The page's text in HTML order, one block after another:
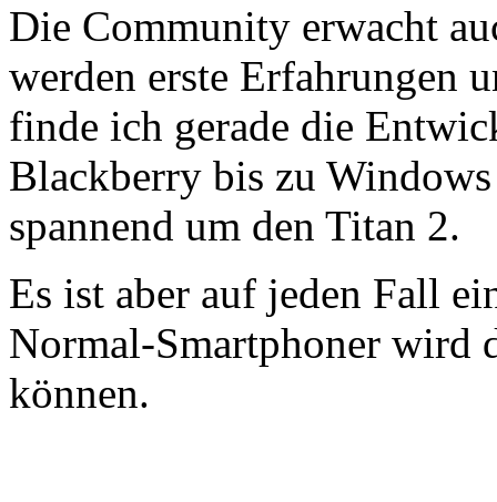
Die Community erwacht
werden erste Erfahrungen
finde ich gerade die
Blackberry bis zu
spannend um den Titan 2.
Es ist aber auf jeden Fall
Normal-Smartphoner wird
können.